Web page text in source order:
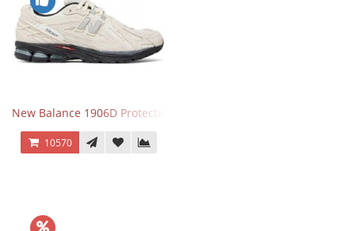
New Balance 1906D Protection Pack Turtledove
10570